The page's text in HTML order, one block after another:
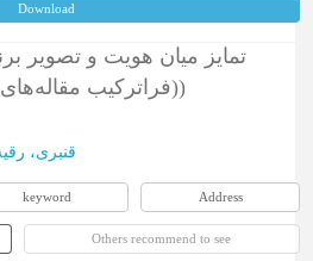
Download
تمایز میان هویت و تصویر
(فراترکیب مقاله‌های نمایه‌شده در اسکوپوس)
قنبری،
keyword Address
Others recommend to see